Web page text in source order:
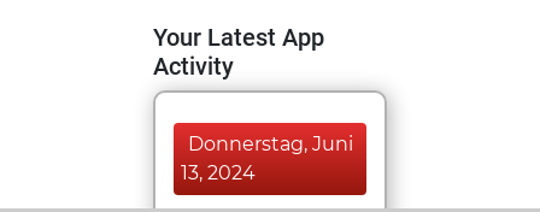
Your Latest App
Activity
Donnerstag, Juni
13, 2024